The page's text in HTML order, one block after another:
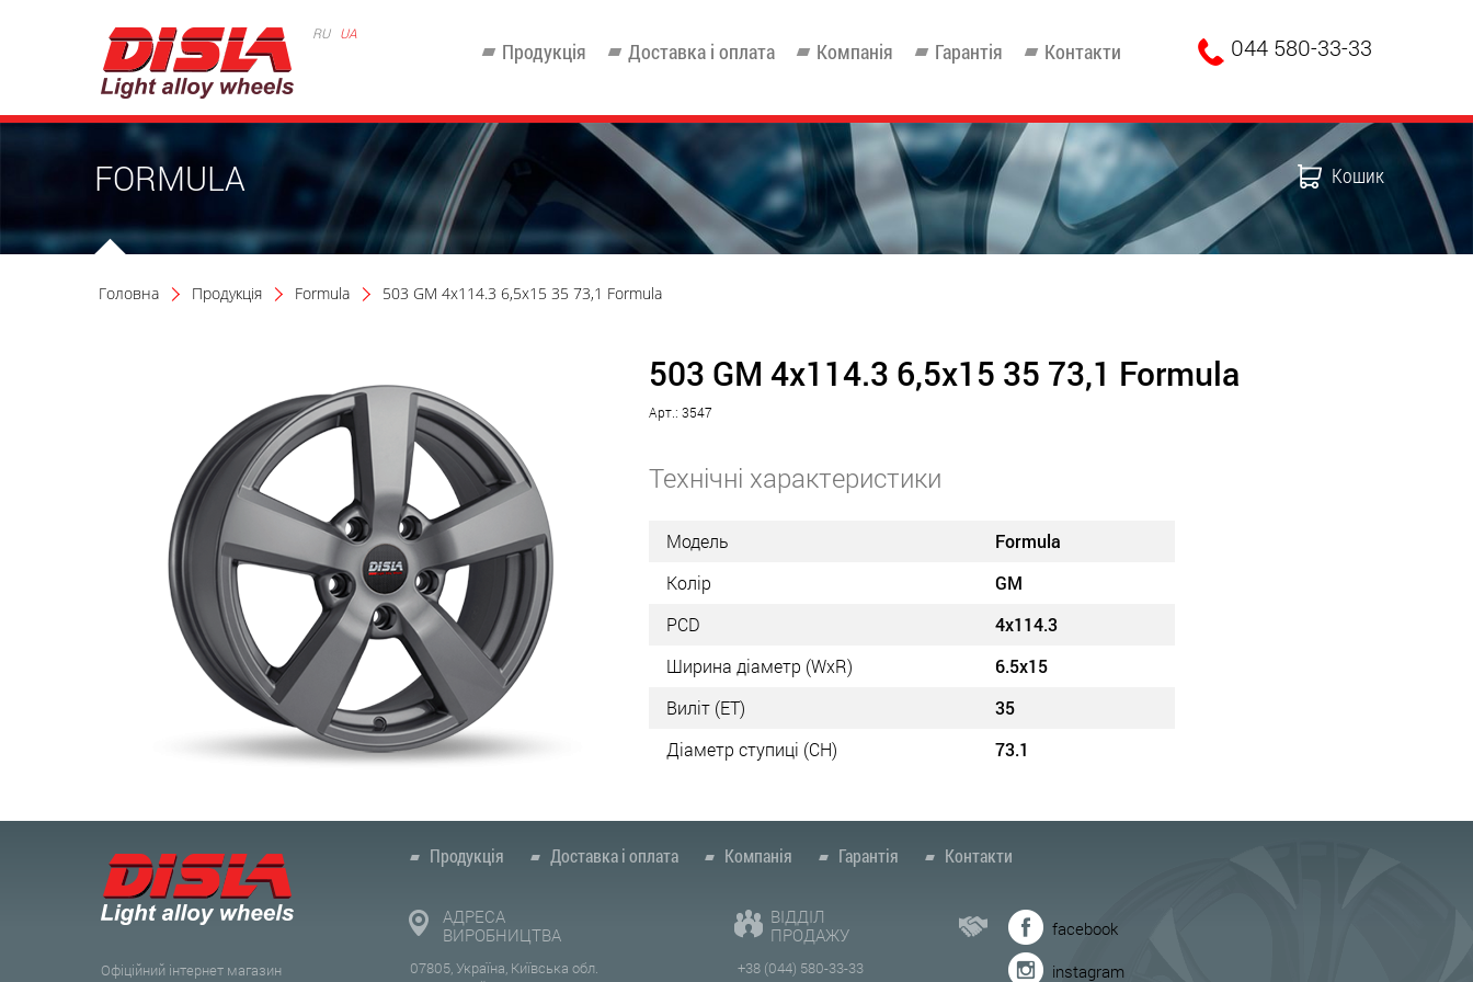
RU UA 044 580-33-33
Продукція Доставка і оплата Компанія Гарантія Контакти
FORMULA Кошик
Головна Продукція Formula 503 GM 4x114.3 6,5x15 35 73,1 Formula
503 GM 4x114.3 6,5x15 35 73,1 Formula
Арт.: 3547
Технічні характеристики
Модель
Formula
Колір
GM
PCD
4x114.3
Ширина діаметр (WxR)
6.5x15
Виліт (ET)
35
Діаметр ступиці (СН)
73.1
Офіційний інтернет магазин
Продукція Доставка і оплата Компанія Гарантія Контакти
АДРЕСА
ВИРОБНИЦТВА
07805, Україна, Київська обл.
ВІДДІЛ
ПРОДАЖУ
+38 (044) 580-33-33
facebook
instagram